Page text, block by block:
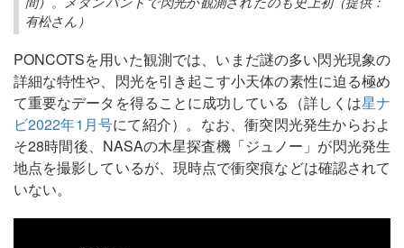
有松さん）
PONCOTSを用いた観測では、いまだ謎の多い閃光現象の
詳細な特性や、閃光を引き起こす小天体の素性に迫る極め
て重要なデータを得ることに成功している（詳しくは星ナ
ビ2022年1月号にて紹介）。なお、衝突閃光発生からおよ
そ28時間後、NASAの木星探査機「ジュノー」が閃光発生
地点を撮影しているが、現時点で衝突痕などは確認されて
いない。